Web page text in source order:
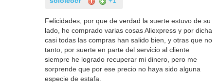
Felicidades, por que de verdad la suerte estuvo de su
lado, he comprado varias cosas Aliexpress y por dicha
casi todas las compras han salido bien, y otras que no
tanto, por suerte en parte del servicio al cliente
siempre he logrado recuperar mi dinero, pero me
sorprende que por ese precio no haya sido alguna
especie de estafa.